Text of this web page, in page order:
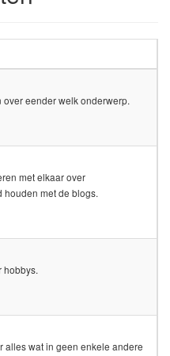
over eender welk onderwerp.
met elkaar over
met de blogs.
hobbys.
alles wat in geen enkele andere